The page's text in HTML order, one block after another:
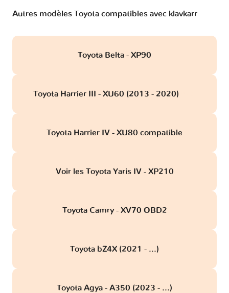
Autres modèles Toyota compatibles avec klavkarr
Toyota Belta - XP90
Toyota Harrier III - XU60 (2013 - 2020)
Toyota Harrier IV - XU80 compatible
Voir les Toyota Yaris IV - XP210
Toyota Camry - XV70 OBD2
Toyota bZ4X (2021 - ...)
Toyota Agya - A350 (2023 - ...)